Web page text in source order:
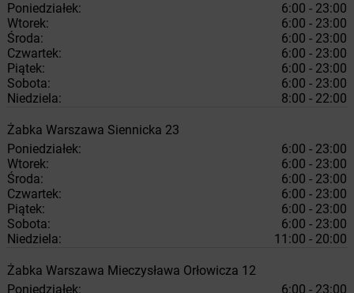
Poniedziałek:
6:00 - 23:00
Wtorek:
6:00 - 23:00
Środa:
6:00 - 23:00
Czwartek:
6:00 - 23:00
Piątek:
6:00 - 23:00
Sobota:
6:00 - 23:00
Niedziela:
8:00 - 22:00
Żabka Warszawa Siennicka 23
Poniedziałek:
6:00 - 23:00
Wtorek:
6:00 - 23:00
Środa:
6:00 - 23:00
Czwartek:
6:00 - 23:00
Piątek:
6:00 - 23:00
Sobota:
6:00 - 23:00
Niedziela:
11:00 - 20:00
Żabka Warszawa Mieczysława Orłowicza 12
Poniedziałek:
6:00 - 23:00